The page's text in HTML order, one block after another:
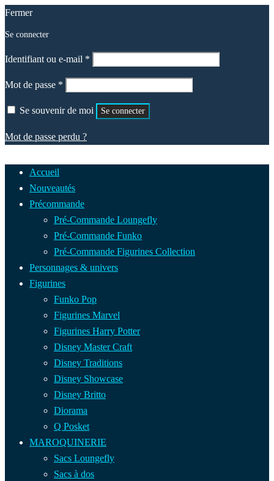
Fermer
Se connecter
Identifiant ou e-mail *
Mot de passe *
Se souvenir de moi Se connecter
Mot de passe perdu ?
Accueil
Nouveautés
Précommande
Pré-Commande Loungefly
Pré-Commande Funko
Pré-Commande Figurines Collection
Personnages & univers
Figurines
Funko Pop
Figurines Marvel
Figurines Harry Potter
Disney Master Craft
Disney Traditions
Disney Showcase
Disney Britto
Diorama
Q Posket
MAROQUINERIE
Sacs Loungefly
Sacs à dos